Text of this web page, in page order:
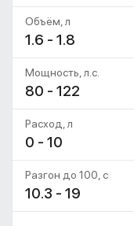
1.6 - 1.8
Объём, л
80 - 122
Мощность, л.с.
0 - 10
Расход, л
10.3 - 19
Разгон до 100, c